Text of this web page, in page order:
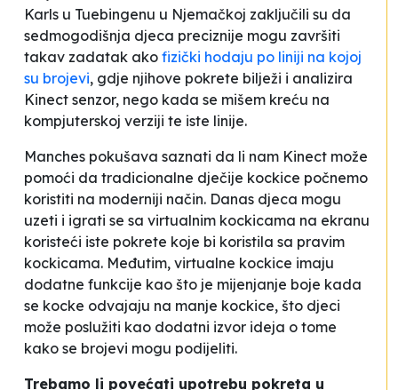
Karls u Tuebingenu u Njemačkoj zaključili su da
sedmogodišnja djeca preciznije mogu završiti
takav zadatak ako fizički hodaju po liniji na kojoj
su brojevi, gdje njihove pokrete bilježi i analizira
Kinect senzor, nego kada se mišem kreću na
kompjuterskoj verziji te iste linije.
Manches pokušava saznati da li nam Kinect može
pomoći da tradicionalne dječije kockice počnemo
koristiti na moderniji način. Danas djeca mogu
uzeti i igrati se sa virtualnim kockicama na ekranu
koristeći iste pokrete koje bi koristila sa pravim
kockicama. Međutim, virtualne kockice imaju
dodatne funkcije kao što je mijenjanje boje kada
se kocke odvajaju na manje kockice, što djeci
može poslužiti kao dodatni izvor ideja o tome
kako se brojevi mogu podijeliti.
Trebamo li povećati upotrebu pokreta u